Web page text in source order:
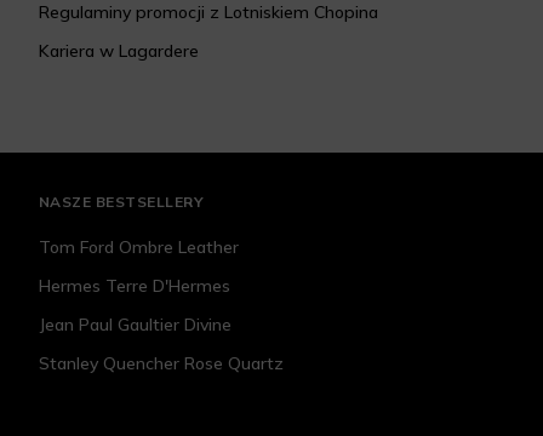
Regulaminy promocji z Lotniskiem Chopina
Kariera w Lagardere
NASZE BESTSELLERY
Tom Ford Ombre Leather
Hermes Terre D'Hermes
Jean Paul Gaultier Divine
Stanley Quencher Rose Quartz